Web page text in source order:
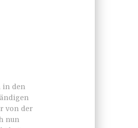
in den
von der
nun